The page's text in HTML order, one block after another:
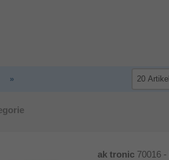
»
ak tronic 70016 -